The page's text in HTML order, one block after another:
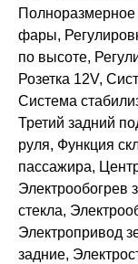
фары,
по высоте,
Розетка 12V,
Система
Третий задний
руля, Функция
пассажира,
Электрообогрев
стекла,
Электропривод
задние,